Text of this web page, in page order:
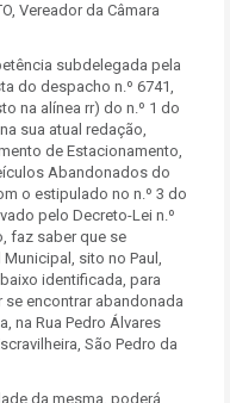
Vereador da Câmara
subdelegada pela
do despacho n.º 6741,
na alínea rr) do n.º 1 do
sua atual redação,
de Estacionamento,
Abandonados do
o estipulado no n.º 3 do
pelo Decreto-Lei n.º
faz saber que se
sito no Paul,
identificada, para
encontrar abandonada
na Rua Pedro Álvares
São Pedro da
da mesma, poderá